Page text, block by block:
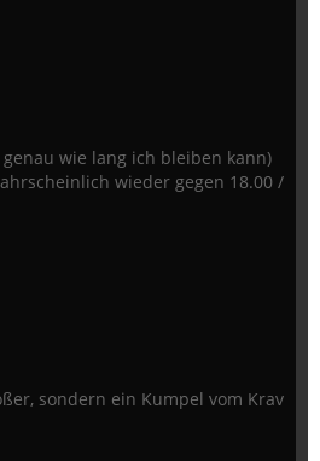
wie lang ich bleiben kann)
wieder gegen 18.00 /
sondern ein Kumpel vom Krav